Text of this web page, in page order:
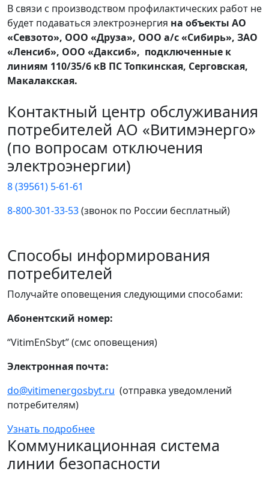
В связи с производством профилактических работ не
будет подаваться электроэнергия на объекты АО
«Севзото», ООО «Друза», ООО а/с «Сибирь», ЗАО
«Ленсиб», ООО «Даксиб», подключенные к
линиям 110/35/6 кВ ПС Топкинская, Серговская,
Макалакская.
Контактный центр обслуживания
потребителей АО «Витимэнерго»
(по вопросам отключения
электроэнергии)
8 (39561) 5-61-61
8-800-301-33-53(звонок по России бесплатный)
Способы информирования
потребителей
Получайте оповещения следующими способами:
Абонентский номер:
“VitimEnSbyt” (смс оповещения)
Электронная почта:
do@vitimenergosbyt.ru (отправка уведомлений
потребителям)
Узнать подробнее
Коммуникационная система
линии безопасности